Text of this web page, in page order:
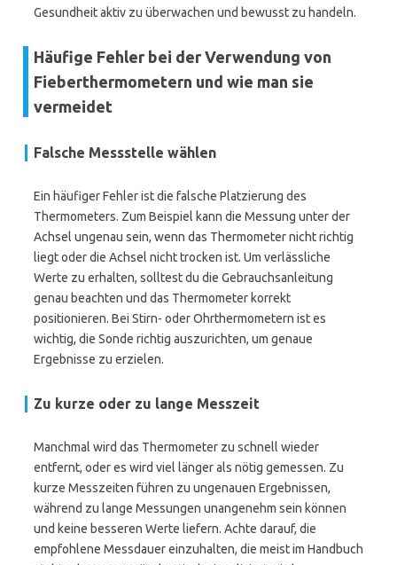
Gesundheit aktiv zu überwachen und bewusst zu handeln.
Häufige Fehler bei der Verwendung von
Fieberthermometern und wie man sie
vermeidet
Falsche Messstelle wählen
Ein häufiger Fehler ist die falsche Platzierung des
Thermometers. Zum Beispiel kann die Messung unter der
Achsel ungenau sein, wenn das Thermometer nicht richtig
liegt oder die Achsel nicht trocken ist. Um verlässliche
Werte zu erhalten, solltest du die Gebrauchsanleitung
genau beachten und das Thermometer korrekt
positionieren. Bei Stirn- oder Ohrthermometern ist es
wichtig, die Sonde richtig auszurichten, um genaue
Ergebnisse zu erzielen.
Zu kurze oder zu lange Messzeit
Manchmal wird das Thermometer zu schnell wieder
entfernt, oder es wird viel länger als nötig gemessen. Zu
kurze Messzeiten führen zu ungenauen Ergebnissen,
während zu lange Messungen unangenehm sein können
und keine besseren Werte liefern. Achte darauf, die
empfohlene Messdauer einzuhalten, die meist im Handbuch